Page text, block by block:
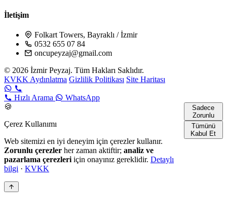
İletişim
Folkart Towers, Bayraklı / İzmir
0532 655 07 84
oncupeyzaj@gmail.com
© 2026 İzmir Peyzaj. Tüm Hakları Saklıdır.
KVKK Aydınlatma Gizlilik Politikası Site Haritası
Hızlı Arama
WhatsApp
🍪
Çerez Kullanımı
Web sitemizi en iyi deneyim için çerezler kullanır.
Zorunlu çerezler her zaman aktiftir; analiz ve
pazarlama çerezleri için onayınız gereklidir. Detaylı
bilgi · KVKK
Sadece
Zorunlu
Tümünü
Kabul Et